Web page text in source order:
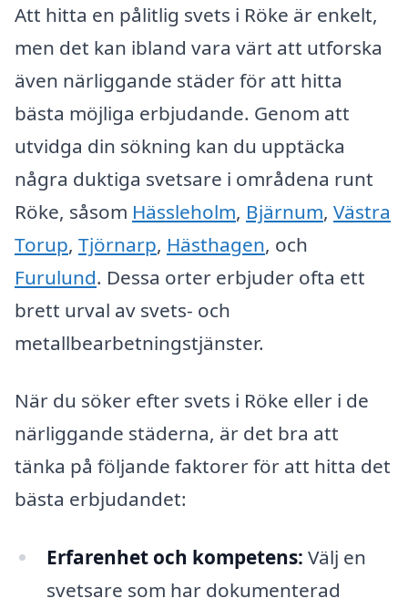
Att hitta en pålitlig svets i Röke är enkelt,
men det kan ibland vara värt att utforska
även närliggande städer för att hitta
bästa möjliga erbjudande. Genom att
utvidga din sökning kan du upptäcka
några duktiga svetsare i områdena runt
Röke, såsom Hässleholm, Bjärnum, Västra
Torup, Tjörnarp, Hästhagen, och
Furulund. Dessa orter erbjuder ofta ett
brett urval av svets- och
metallbearbetningstjänster.
När du söker efter svets i Röke eller i de
närliggande städerna, är det bra att
tänka på följande faktorer för att hitta det
bästa erbjudandet:
Erfarenhet och kompetens: Välj en
svetsare som har dokumenterad